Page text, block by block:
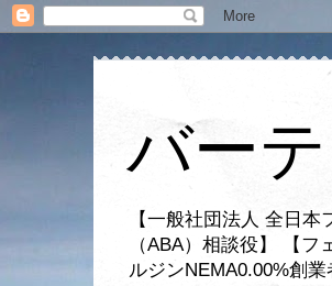
バー
【一般社団法人 全日
（ABA）相談役】 【
ルジンNEMA0.00%創